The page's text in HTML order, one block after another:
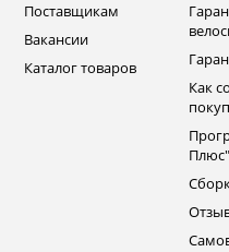
Поставщикам
Вакансии
Каталог товаров
Как
Плюс"